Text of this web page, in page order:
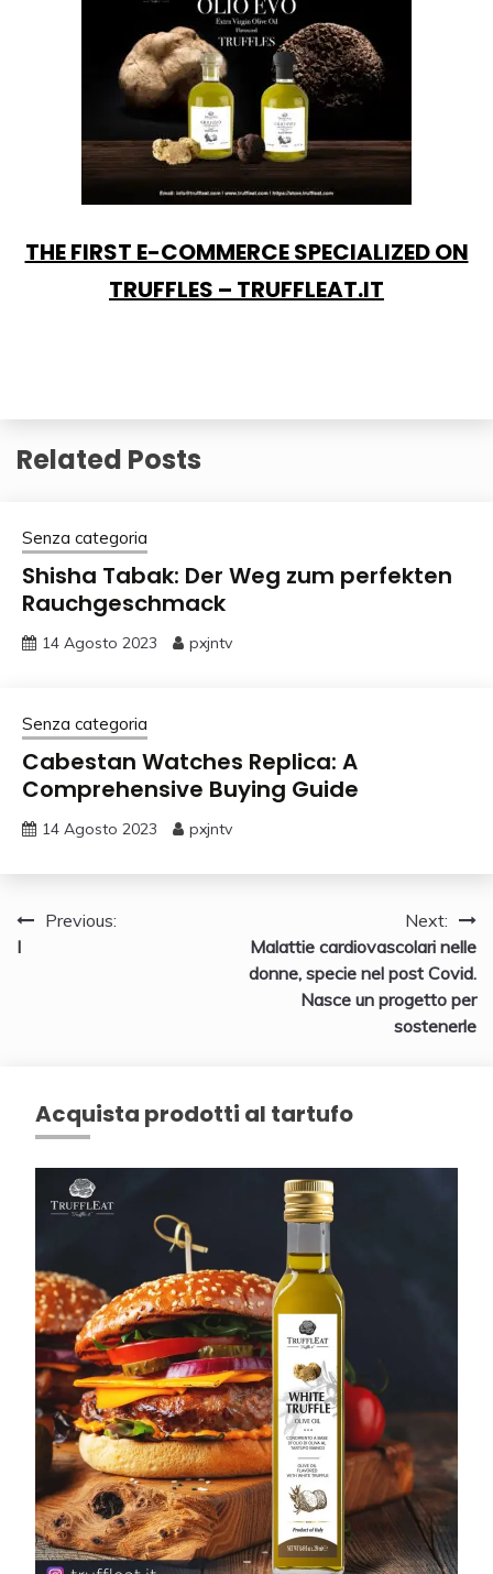
THE FIRST E-COMMERCE SPECIALIZED ON
TRUFFLES – TRUFFLEAT.IT
Related Posts
Senza categoria
Shisha Tabak: Der Weg zum perfekten
Rauchgeschmack
14 Agosto 2023 pxjntv
Senza categoria
Cabestan Watches Replica: A
Comprehensive Buying Guide
14 Agosto 2023 pxjntv
Navigazione
articoli
Previous:
I
Next:
Malattie cardiovascolari nelle
donne, specie nel post Covid.
Nasce un progetto per
sostenerle
Acquista prodotti al tartufo